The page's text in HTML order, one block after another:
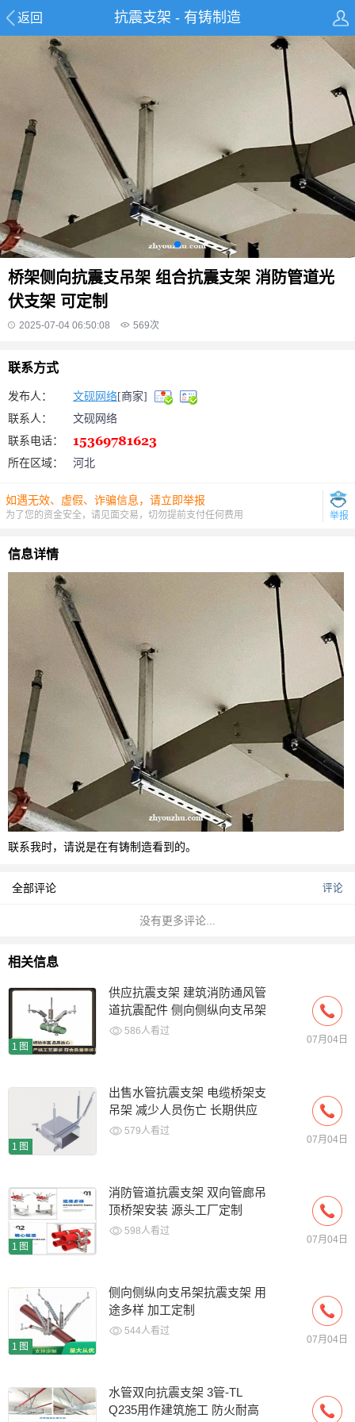
返回 抗震支架 - 有铸制造
桥架侧向抗震支吊架 组合抗震支架 消防管道光
伏支架 可定制
2025-07-04 06:50:08 569次
联系方式
发布人： 文砚网络[商家]
联系人：
文砚网络
联系电话：
所在区域：
河北
如遇无效、虚假、诈骗信息，请立即举报
为了您的资金安全，请见面交易，切勿提前支付任何费用 举报
信息详情
联系我时，请说是在有铸制造看到的。
全部评论 评论
没有更多评论...
相关信息
1图
供应抗震支架 建筑消防通风管
道抗震配件 侧向侧纵向支吊架
586人看过
07月04日
1图
出售水管抗震支架 电缆桥架支
吊架 减少人员伤亡 长期供应
579人看过
07月04日
1图
消防管道抗震支架 双向管廊吊
顶桥架安装 源头工厂定制
598人看过
07月04日
1图
侧向侧纵向支吊架抗震支架 用
途多样 加工定制
544人看过
07月04日
水管双向抗震支架 3管-TL
Q235用作建筑施工 防火耐高